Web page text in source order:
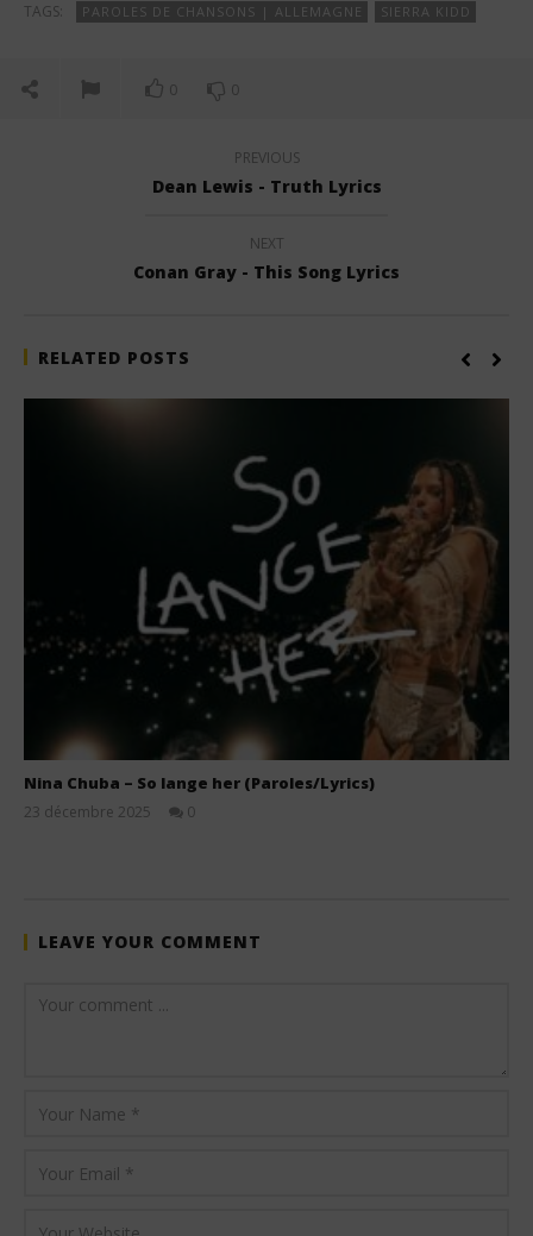
TAGS: PAROLES DE CHANSONS | ALLEMAGNE SIERRA KIDD
0 0
PREVIOUS
Dean Lewis - Truth Lyrics
NEXT
Conan Gray - This Song Lyrics
RELATED POSTS
Nina Chuba – So lange her (Paroles/Lyrics)
23 décembre 2025
0
LEAVE YOUR COMMENT